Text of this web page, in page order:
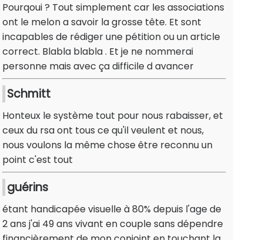
Pourqoui ? Tout simplement car les associations
ont le melon a savoir la grosse tête. Et sont
incapables de rédiger une pétition ou un article
correct. Blabla blabla . Et je ne nommerai
personne mais avec ça difficile d avancer
Schmitt
Honteux le système tout pour nous rabaisser, et
ceux du rsa ont tous ce qu'il veulent et nous,
nous voulons la même chose être reconnu un
point c'est tout
guérins
étant handicapée visuelle à 80% depuis l'age de
2 ans j'ai 49 ans vivant en couple sans dépendre